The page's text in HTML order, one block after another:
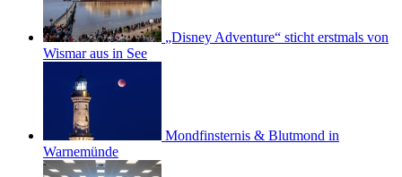
„Disney Adventure“ sticht erstmals von
Wismar aus in See
Mondfinsternis & Blutmond in
Warnemünde